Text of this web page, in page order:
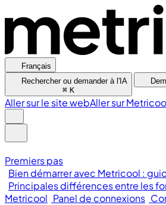
Français
Rechercher ou demander à l'IA
⌘ K
Aller sur le site webAller sur
Premiers pas
Bien démarrer avec Metricool :
Principales différences entre les
Metricool Panel de connexions